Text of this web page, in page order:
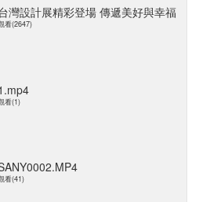
灣設計展精彩登場 傳遞美好與幸福
看(2647)
看(1)
看(41)